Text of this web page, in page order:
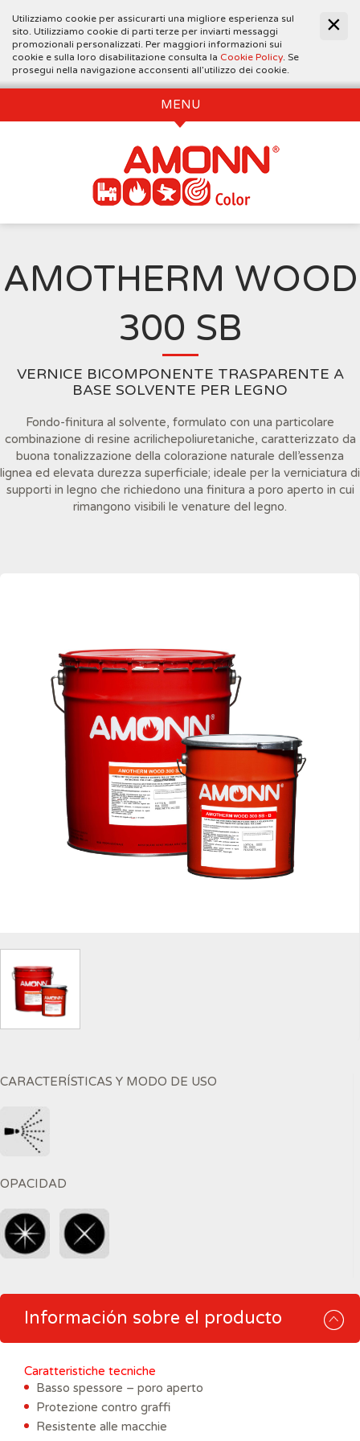
Utilizziamo cookie per assicurarti una migliore esperienza sul
sito. Utilizziamo cookie di parti terze per inviarti messaggi
promozionali personalizzati. Per maggiori informazioni sui
cookie e sulla loro disabilitazione consulta la Cookie Policy. Se
prosegui nella navigazione acconsenti all’utilizzo dei cookie.
MENU
AMOTHERM WOOD
300 SB
VERNICE BICOMPONENTE TRASPARENTE A
BASE SOLVENTE PER LEGNO
Fondo-finitura al solvente, formulato con una particolare
combinazione di resine acrilichepoliuretaniche, caratterizzato da
buona tonalizzazione della colorazione naturale dell’essenza
lignea ed elevata durezza superficiale; ideale per la verniciatura di
supporti in legno che richiedono una finitura a poro aperto in cui
rimangono visibili le venature del legno.
CARACTERÍSTICAS Y MODO DE USO
OPACIDAD
Información sobre el producto
Caratteristiche tecniche
Basso spessore – poro aperto
Protezione contro graffi
Resistente alle macchie